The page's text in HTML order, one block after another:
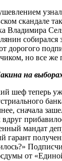
скандале
Владимира
дорогого
но все же
на выборах
шеф теперь
сначала
вдруг
мандат
гарант
от